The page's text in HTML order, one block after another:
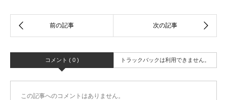
コメント ( 0 ) トラックバックは利用できません。
この記事へのコメントはありません。